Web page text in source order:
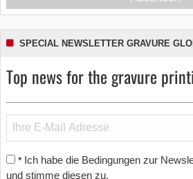
SPECIAL NEWSLETTER GRAVURE
Top news for the gravure
* Ich habe die Bedingungen zur
und stimme diesen zu.